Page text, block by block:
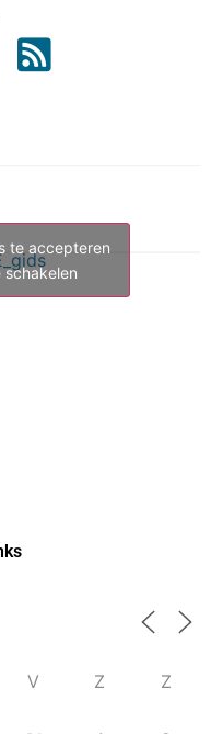
te accepteren
V Z Z